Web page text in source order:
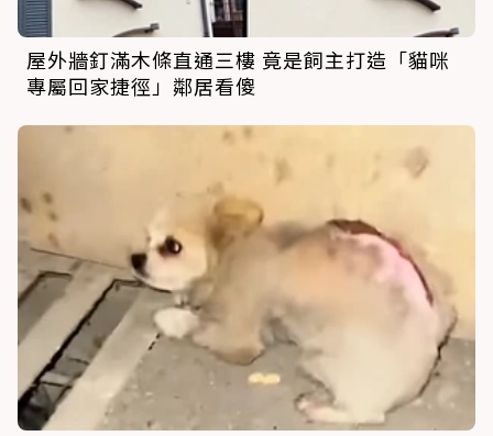
屋外牆釘滿木條直通三樓 竟是飼主打造「貓咪
專屬回家捷徑」鄰居看傻